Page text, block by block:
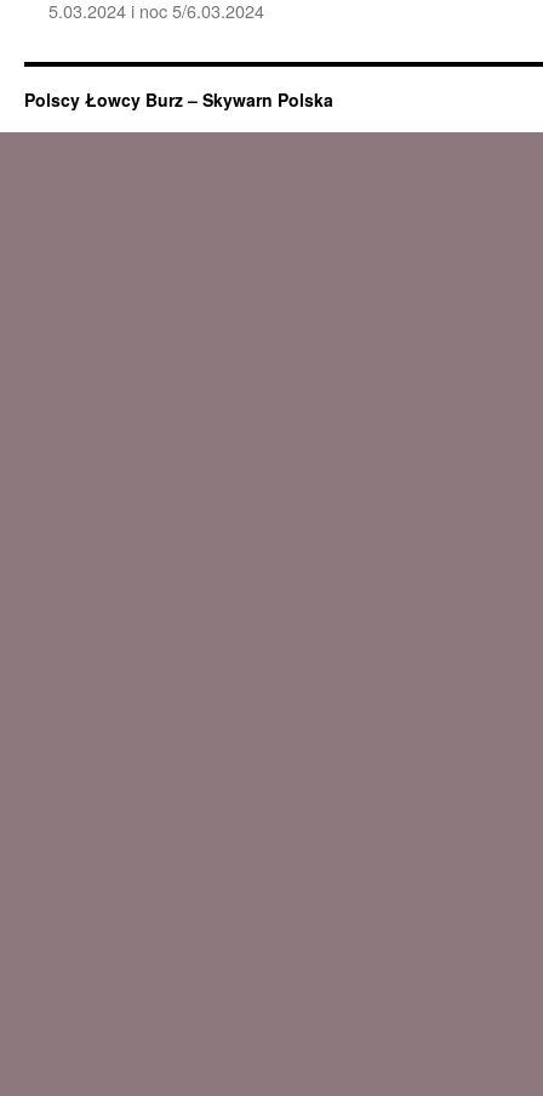
5.03.2024 i noc 5/6.03.2024
Polscy Łowcy Burz – Skywarn Polska